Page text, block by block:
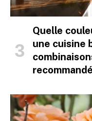
Quelle
une cuisine